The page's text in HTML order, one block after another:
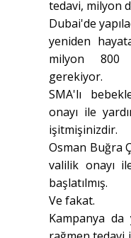
tedavi, milyon
Dubai'de
yeniden
milyon 800
gerekiyor.
SMA'lı
onayı ile
işitmişinizdir.
Osman Buğra
valilik onayı
başlatılmış.
Ve fakat.
Kampanya